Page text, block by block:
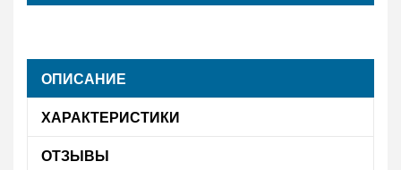
ОПИСАНИЕ
ХАРАКТЕРИСТИКИ
ОТЗЫВЫ